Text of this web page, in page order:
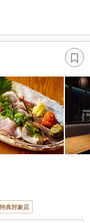
典対象店